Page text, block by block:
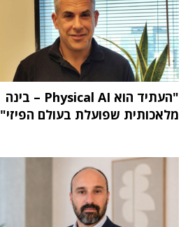
"העתיד הוא Physical AI – בינה
מלאכותית שפועלת בעולם הפיזי"